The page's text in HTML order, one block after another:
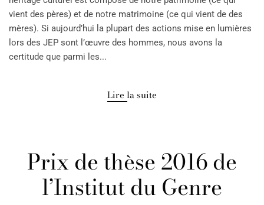
vient des pères) et de notre matrimoine (ce qui vient de des
mères). Si aujourd’hui la plupart des actions mise en lumières
lors des JEP sont l’œuvre des hommes, nous avons la
certitude que parmi les...
Lire la suite
Prix de thèse 2016 de
l’Institut du Genre